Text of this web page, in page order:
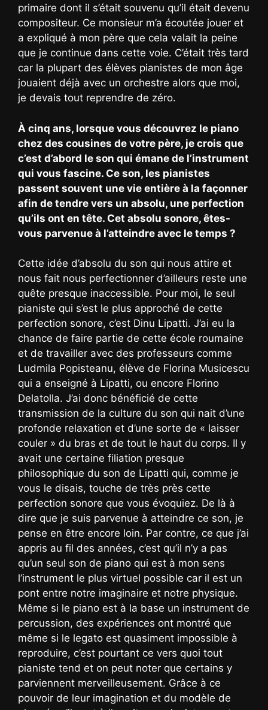
primaire dont il s’était souvenu qu’il était devenu
compositeur. Ce monsieur m’a écoutée jouer et
a expliqué à mon père que cela valait la peine
que je continue dans cette voie. C’était très tard
car la plupart des élèves pianistes de mon âge
jouaient déjà avec un orchestre alors que moi,
je devais tout reprendre de zéro.
À cinq ans, lorsque vous découvrez le piano
chez des cousines de votre père, je crois que
c’est d’abord le son qui émane de l’instrument
qui vous fascine. Ce son, les pianistes
passent souvent une vie entière à la façonner
afin de tendre vers un absolu, une perfection
qu’ils ont en tête. Cet absolu sonore, êtes-
vous parvenue à l’atteindre avec le temps ?
Cette idée d’absolu du son qui nous attire et
nous fait nous perfectionner d’ailleurs reste une
quête presque inaccessible. Pour moi, le seul
pianiste qui s’est le plus approché de cette
perfection sonore, c’est Dinu Lipatti. J’ai eu la
chance de faire partie de cette école roumaine
et de travailler avec des professeurs comme
Ludmila Popisteanu, élève de Florina Musicescu
qui a enseigné à Lipatti, ou encore Florino
Delatolla. J’ai donc bénéficié de cette
transmission de la culture du son qui nait d’une
profonde relaxation et d’une sorte de « laisser
couler » du bras et de tout le haut du corps. Il y
avait une certaine filiation presque
philosophique du son de Lipatti qui, comme je
vous le disais, touche de très près cette
perfection sonore que vous évoquiez. De là à
dire que je suis parvenue à atteindre ce son, je
pense en être encore loin. Par contre, ce que j’ai
appris au fil des années, c’est qu’il n’y a pas
qu’un seul son de piano qui est à mon sens
l’instrument le plus virtuel possible car il est un
pont entre notre imaginaire et notre physique.
Même si le piano est à la base un instrument de
percussion, des expériences ont montré que
même si le legato est quasiment impossible à
reproduire, c’est pourtant ce vers quoi tout
pianiste tend et on peut noter que certains y
parviennent merveilleusement. Grâce à ce
pouvoir de leur imagination et du modèle de